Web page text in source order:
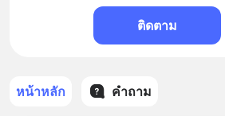
ติดตาม
หน้าหลัก คำถาม